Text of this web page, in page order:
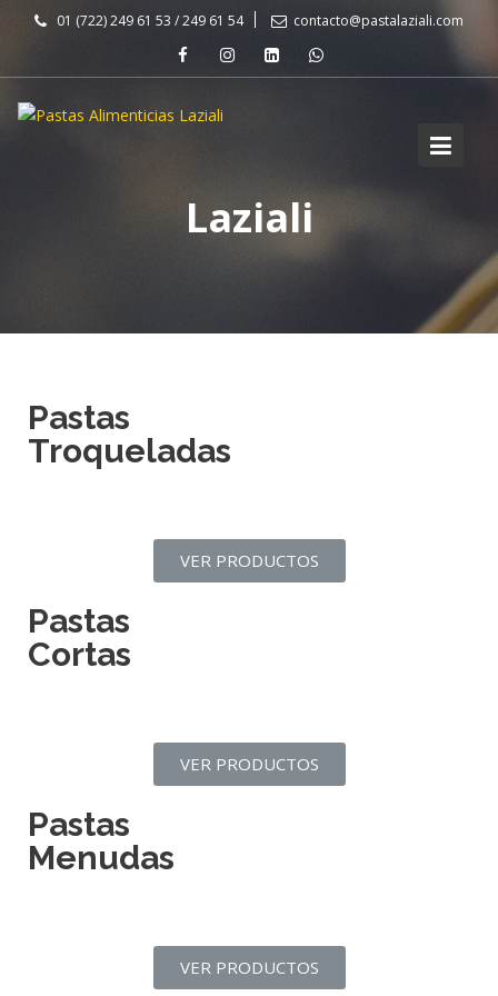
01 (722) 249 61 53 / 249 61 54 contacto@pastalaziali.com
Laziali
Pastas
Menudas
VER PRODUCTOS
Pastas
Cortas
VER PRODUCTOS
Pastas
Troqueladas
VER PRODUCTOS